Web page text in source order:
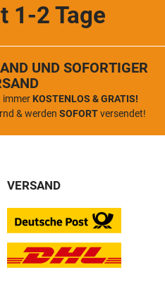
1-2 Tage
UND SOFORTIGER
immer KOSTENLOS & GRATIS!
& werden SOFORTversendet!
VERSAND